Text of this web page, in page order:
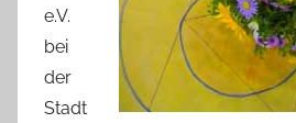
e.V.
bei
der
Stadt